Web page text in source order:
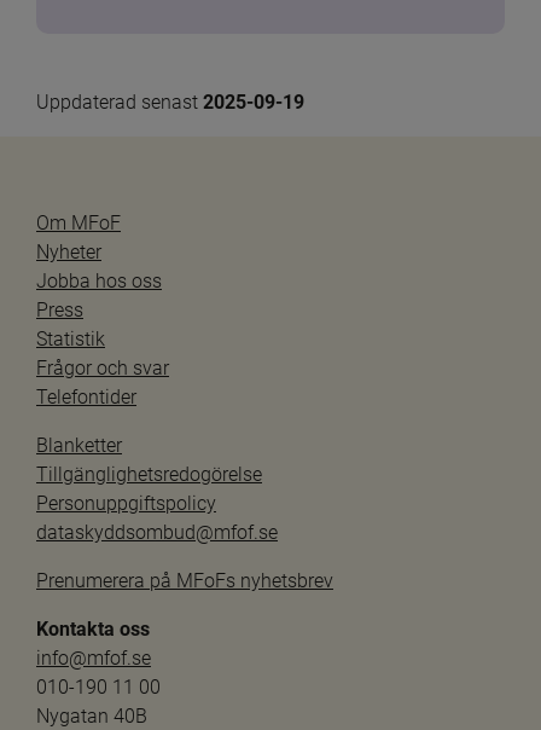
Uppdaterad senast 2025-09-19
Om MFoF
Nyheter
Jobba hos oss
Press
Statistik
Frågor och svar
Telefontider
Blanketter
Tillgänglighetsredogörelse
Personuppgiftspolicy
dataskyddsombud@mfof.se
Prenumerera på MFoFs nyhetsbrev
Kontakta oss
info@mfof.se
010-190 11 00
Nygatan 40B